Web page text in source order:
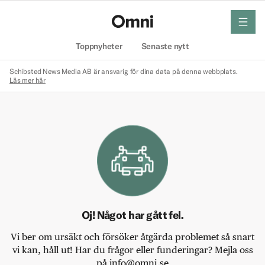
Toppnyheter Senaste nytt
meny
Schibsted News Media AB är ansvarig för dina data på denna webbplats.
Läs mer här
Oj! Något har gått fel.
Vi ber om ursäkt och försöker åtgärda problemet så snart
vi kan, håll ut! Har du frågor eller funderingar? Mejla oss